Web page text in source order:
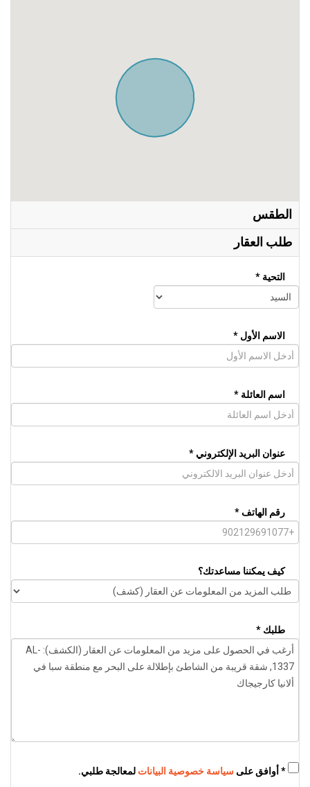
الطقس
طلب العقار
التحية *
الاسم الأول *
اسم العائلة *
عنوان البريد الإلكتروني *
رقم الهاتف *
كيف يمكننا مساعدتك؟
طلبك *
سياسة خصوصية البيانات لمعالجة طلبي.